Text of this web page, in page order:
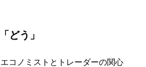
どう」
コノミストとトレーダーの関心